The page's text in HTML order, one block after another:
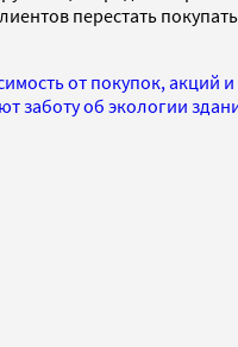
перестать
от покупок, акций
заботу об экологии